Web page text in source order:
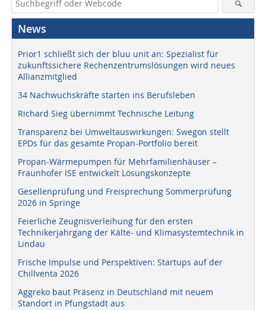
News
Prior1 schließt sich der bluu unit an: Spezialist für
zukunftssichere Rechenzentrumslösungen wird neues
Allianzmitglied
34 Nachwuchskräfte starten ins Berufsleben
Richard Sieg übernimmt Technische Leitung
Transparenz bei Umweltauswirkungen: Swegon stellt
EPDs für das gesamte Propan-Portfolio bereit
Propan-Wärmepumpen für Mehrfamilienhäuser –
Fraunhofer ISE entwickelt Lösungskonzepte
Gesellenprüfung und Freisprechung Sommerprüfung
2026 in Springe
Feierliche Zeugnisverleihung für den ersten
Technikerjahrgang der Kälte- und Klimasystemtechnik in
Lindau
Frische Impulse und Perspektiven: Startups auf der
Chillventa 2026
Aggreko baut Präsenz in Deutschland mit neuem
Standort in Pfungstadt aus